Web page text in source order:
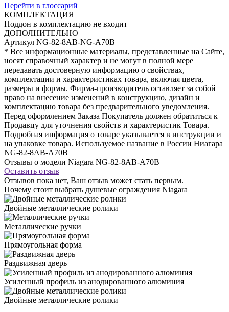
Перейти в глоссарий
КОМПЛЕКТАЦИЯ
Поддон в комплектацию не входит
ДОПОЛНИТЕЛЬНО
Артикул NG-82-8AB-NG-A70B
* Все информационные материалы, представленные на Сайте,
носят справочный характер и не могут в полной мере
передавать достоверную информацию о свойствах,
комплектации и характеристиках товара, включая цвета,
размеры и формы. Фирма-производитель оставляет за собой
право на внесение изменений в конструкцию, дизайн и
комплектацию товара без предварительного уведомления.
Перед оформлением Заказа Покупатель должен обратиться к
Продавцу для уточнения свойств и характеристик Товара.
Подробная информация о товаре указывается в инструкции и
на упаковке товара. Используемое название в России Ниагара
NG-82-8AB-A70B
Отзывы о модели Niagara NG-82-8AB-A70B
Оставить отзыв
Отзывов пока нет, Ваш отзыв может стать первым.
Почему стоит выбрать душевые ограждения Niagara
Двойные металлические ролики
Металлические ручки
Прямоугольная форма
Раздвижная дверь
Усиленный профиль из анодированного алюминия
Двойные металлические ролики